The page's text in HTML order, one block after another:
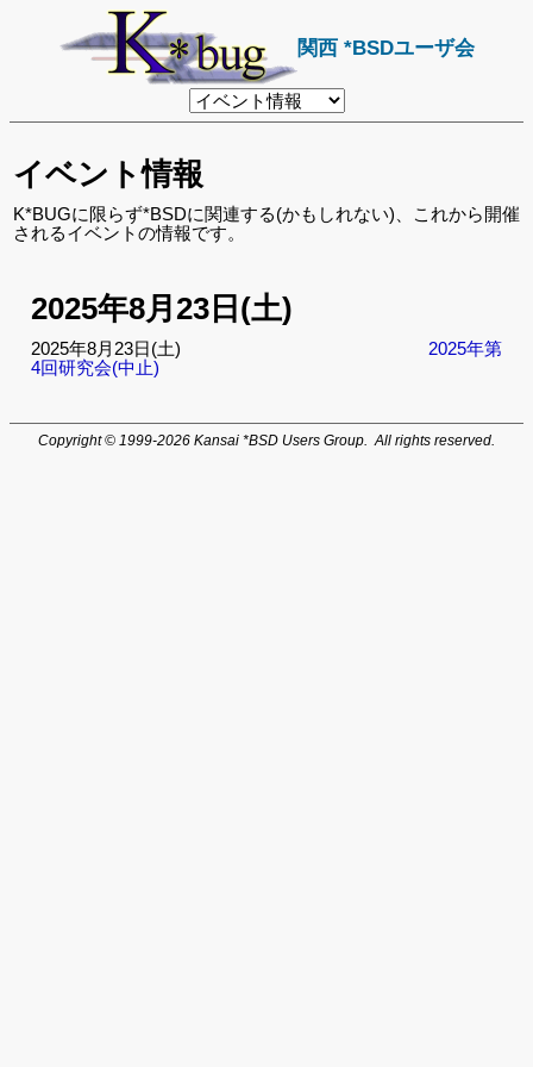
関西 *BSDユーザ会
リ
ン
ペ
ー
ジ
イベント情報
K*BUGに限らず*BSDに関連する(かもしれない)、これから開催
されるイベントの情報です。
2025年8月23日(土)
2025年8月23日(土)
2025年第
4回研究会(中止)
Copyright © 1999-2026 Kansai *BSD Users Group. All rights reserved.